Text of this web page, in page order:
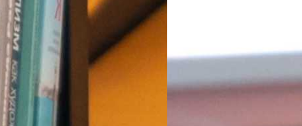
наиболее интересные факты из истории возникновения книги,
древнерусских буквицах и художественном подходе к
буквой первого абзаца?), предложила слушателям
изобразить первую букву своего имени с «говорящим» декором
«читатели» все вместе расшифровывали нарисованные
и рыбачить; кто увлечен музыкой, а кто рисованием и
и «сгорает», как спичка. А объединила всех любовь к книгам и